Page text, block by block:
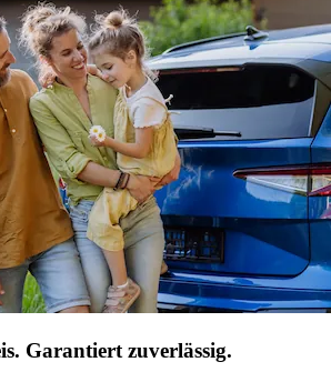
Garantiert zuverlässig.